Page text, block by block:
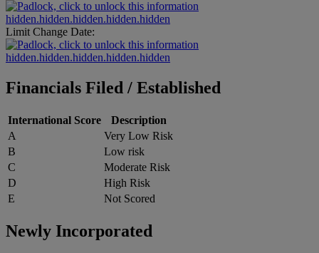
hidden.hidden.hidden.hidden.hidden
Limit Change Date:
hidden.hidden.hidden.hidden.hidden
Financials Filed / Established
International Score
Description
A
Very Low Risk
B
Low risk
C
Moderate Risk
D
High Risk
E
Not Scored
Newly Incorporated